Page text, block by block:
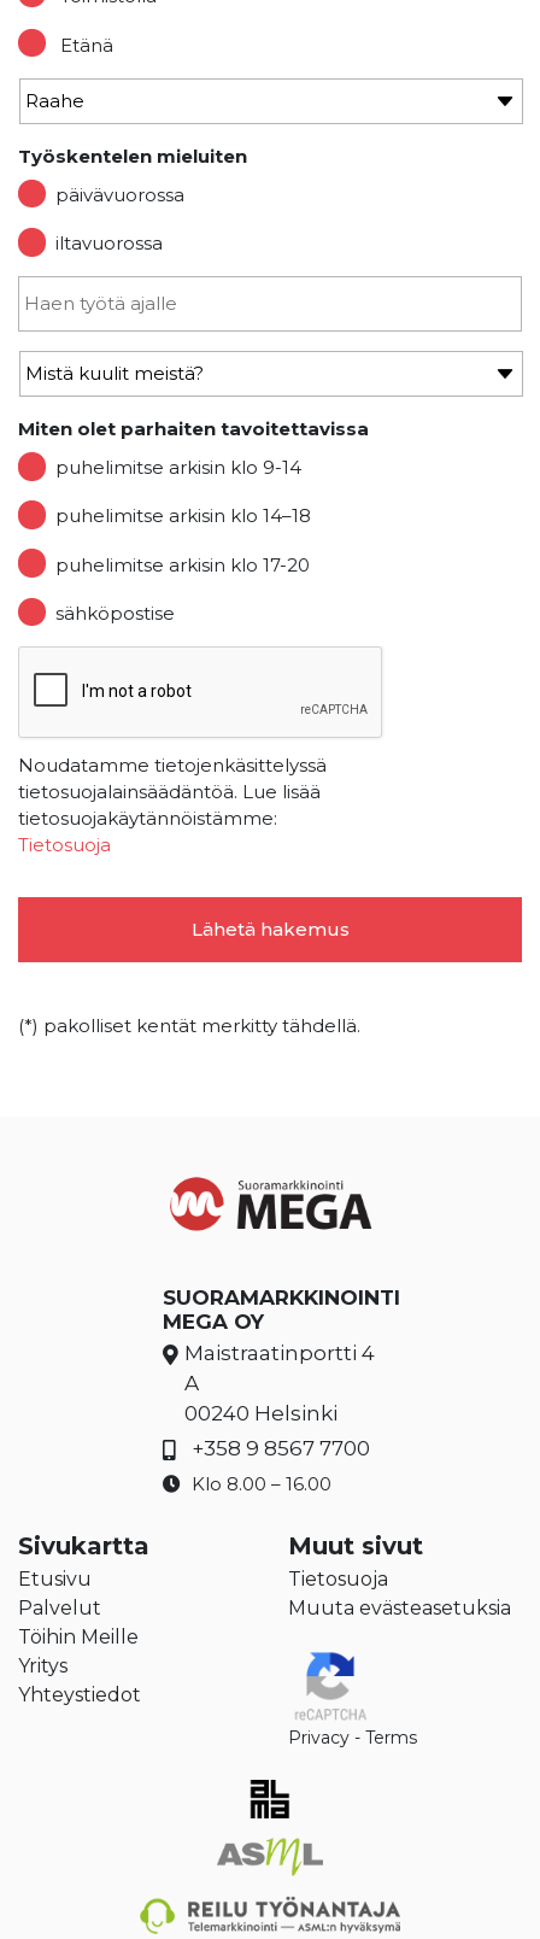
Etänä
Työskentelen mieluiten
päivävuorossa
iltavuorossa
Miten olet parhaiten tavoitettavissa
puhelimitse arkisin klo 9-14
puhelimitse arkisin klo 14–18
puhelimitse arkisin klo 17-20
sähköpostise
Noudatamme tietojenkäsittelyssä
tietosuojalainsäädäntöä. Lue lisää
tietosuojakäytännöistämme:
Tietosuoja
(*) pakolliset kentät merkitty tähdellä.
SUORAMARKKINOINTI
MEGA OY
Maistraatinportti 4
A
00240 Helsinki
+358 9 8567 7700
Klo 8.00 – 16.00
Sivukartta
Etusivu
Palvelut
Töihin Meille
Yritys
Yhteystiedot
Muut sivut
Tietosuoja
Muuta evästeasetuksia
Privacy - Terms